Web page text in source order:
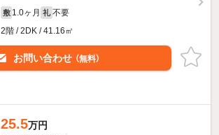
敷 1.0ヶ月 礼 不要
2階 / 2DK / 41.16㎡
お問い合わせ （無料）
25.5万円